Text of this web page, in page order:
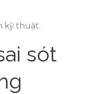
kỹ thuật.
sót